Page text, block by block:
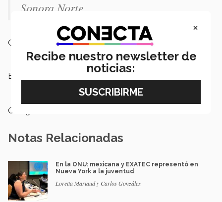
Sonora Norte.
Campus: Sonora Norte
Etiquetas:
Categoría:
Notas Relacionadas
En la ONU: mexicana y EXATEC representó en
Nueva York a la juventud
Loretta Mariaud y Carlos González
×
Recibe nuestro newsletter de
noticias: